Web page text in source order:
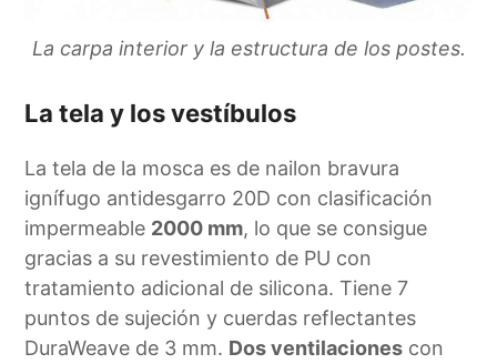
La carpa interior y la estructura de los postes.
La tela y los vestíbulos
La tela de la mosca es de nailon bravura
ignífugo antidesgarro 20D con clasificación
impermeable 2000 mm, lo que se consigue
gracias a su revestimiento de PU con
tratamiento adicional de silicona. Tiene 7
puntos de sujeción y cuerdas reflectantes
DuraWeave de 3 mm. Dos ventilaciones con